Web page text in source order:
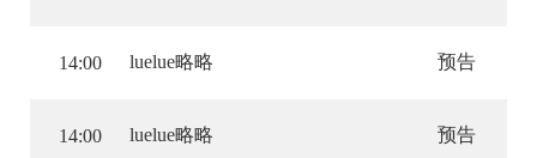
14:00 luelue略略 预告
14:00 luelue略略 预告